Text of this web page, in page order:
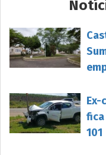
Ex-
fica
101